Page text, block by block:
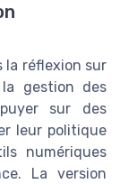
la réflexion sur
la gestion des
sur des
leur politique
numériques
La version